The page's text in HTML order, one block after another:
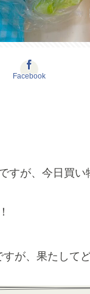
Facebook
すが、今日買
すが、果たして